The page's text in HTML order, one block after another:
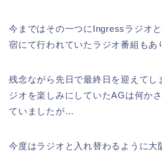
今まではその一つにIngressラジオ
宿にて行われていたラジオ番組もあ
残念ながら先日で最終日を迎えてし
ジオを楽しみにしていたAGは何か
ていましたが…
今度はラジオと入れ替わるように大